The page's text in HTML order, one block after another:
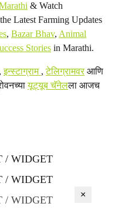
& Watch
Latest Farming Updates
, Bazar Bhav, Animal
Stories in Marathi.
इन्स्टाग्राम ,टेलिग्रामवरआणि
यूट्यूब चॅनेलला आजच
/ WIDGET
/ WIDGET
/ WIDGET
×